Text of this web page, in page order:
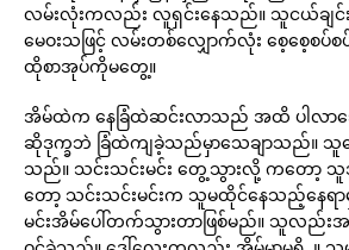
လမ်းလုံးကလည်း လူရှင်းနေသည်။ သူငယ်ချ
မေဝးသဖြင့် လမ်းတစ်လျှောက်လုံး စေ့စေ့စ
ထိုစာအုပ်ကိုမတွေ့။
အိမ်ထဲက နေခြံထဲဆင်းလာသည် အထိ ပါလာသ
ဆိုဒုက္ခဘဲ ခြံထဲကျခဲ့သည်မှာသေချာသည်။ သူခေ
သည်။ သင်းသင်းမင်း တွေ့သွားလို့ ကတော့ သူဒု
တော့ သင်းသင်းမင်းက သူမထိုင်နေသည့်နေရာ
မင်းအိမ်ပေါ်တက်သွားတာဖြစ်မည်။ သူလည်း